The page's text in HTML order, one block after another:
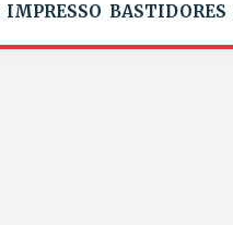
IMPRESSO BASTIDORES